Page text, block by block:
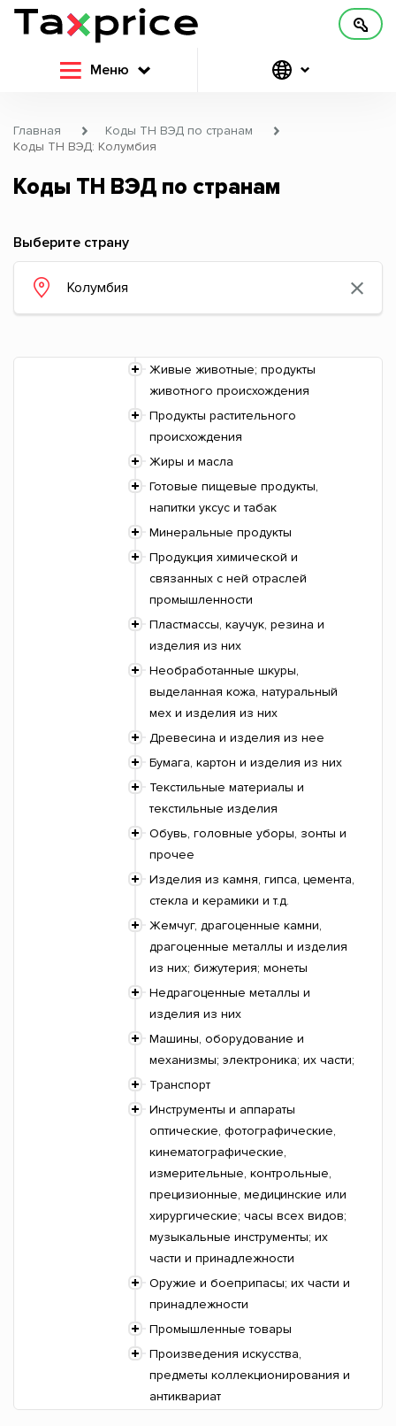
Меню
Главная
Коды ТН ВЭД по странам
Коды ТН ВЭД: Колумбия
Коды ТН ВЭД по странам
Выберите страну
Живые животные; продукты
животного происхождения
Продукты растительного
происхождения
Жиры и масла
Готовые пищевые продукты,
напитки уксус и табак
Минеральные продукты
Продукция химической и
связанных с ней отраслей
промышленности
Пластмассы, каучук, резина и
изделия из них
Необработанные шкуры,
выделанная кожа, натуральный
мех и изделия из них
Древесина и изделия из нее
Бумага, картон и изделия из них
Текстильные материалы и
текстильные изделия
Обувь, головные уборы, зонты и
прочее
Изделия из камня, гипса, цемента,
стекла и керамики и т.д.
Жемчуг, драгоценные камни,
драгоценные металлы и изделия
из них; бижутерия; монеты
Недрагоценные металлы и
изделия из них
Машины, оборудование и
механизмы; электроника; их части;
Транспорт
Инструменты и аппараты
оптические, фотографические,
кинематографические,
измерительные, контрольные,
прецизионные, медицинские или
хирургические; часы всех видов;
музыкальные инструменты; их
части и принадлежности
Оружие и боеприпасы; их части и
принадлежности
Промышленные товары
Произведения искусства,
предметы коллекционирования и
антиквариат